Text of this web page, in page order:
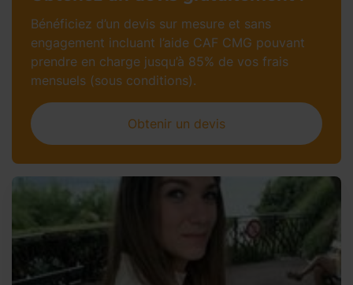
Bénéficiez d’un devis sur mesure et sans
engagement incluant l’aide CAF CMG pouvant
prendre en charge jusqu’à 85% de vos frais
mensuels (sous conditions).
Obtenir un devis